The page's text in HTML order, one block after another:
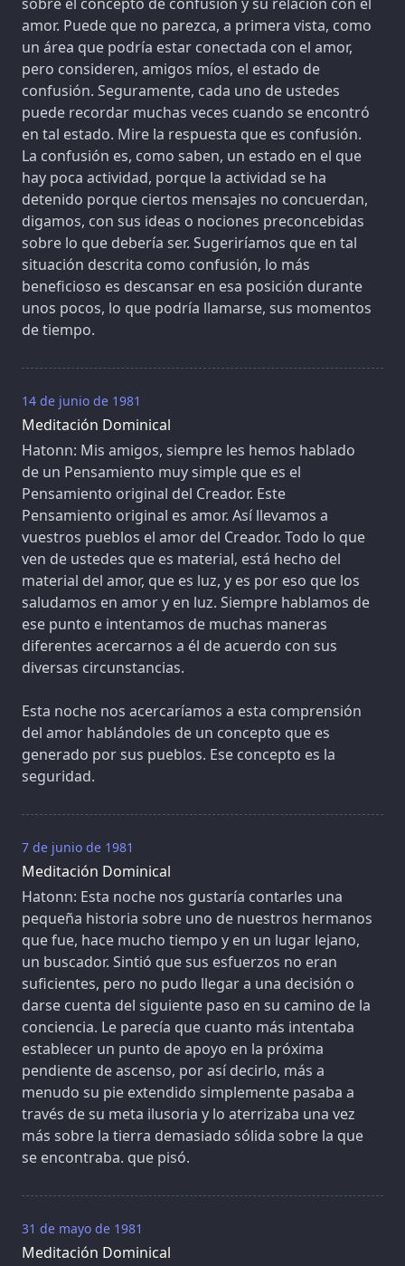
amor. Puede que no parezca, a primera vista, como
un área que podría estar conectada con el amor,
pero consideren, amigos míos, el estado de
confusión. Seguramente, cada uno de ustedes
puede recordar muchas veces cuando se encontró
en tal estado. Mire la respuesta que es confusión.
La confusión es, como saben, un estado en el que
hay poca actividad, porque la actividad se ha
detenido porque ciertos mensajes no concuerdan,
digamos, con sus ideas o nociones preconcebidas
sobre lo que debería ser. Sugeriríamos que en tal
situación descrita como confusión, lo más
beneficioso es descansar en esa posición durante
unos pocos, lo que podría llamarse, sus momentos
de tiempo.
14 de junio de 1981
Meditación Dominical
Hatonn: Mis amigos, siempre les hemos hablado
de un Pensamiento muy simple que es el
Pensamiento original del Creador. Este
Pensamiento original es amor. Así llevamos a
vuestros pueblos el amor del Creador. Todo lo que
ven de ustedes que es material, está hecho del
material del amor, que es luz, y es por eso que los
saludamos en amor y en luz. Siempre hablamos de
ese punto e intentamos de muchas maneras
diferentes acercarnos a él de acuerdo con sus
diversas circunstancias.
Esta noche nos acercaríamos a esta comprensión
del amor hablándoles de un concepto que es
generado por sus pueblos. Ese concepto es la
seguridad.
7 de junio de 1981
Meditación Dominical
Hatonn: Esta noche nos gustaría contarles una
pequeña historia sobre uno de nuestros hermanos
que fue, hace mucho tiempo y en un lugar lejano,
un buscador. Sintió que sus esfuerzos no eran
suficientes, pero no pudo llegar a una decisión o
darse cuenta del siguiente paso en su camino de la
conciencia. Le parecía que cuanto más intentaba
establecer un punto de apoyo en la próxima
pendiente de ascenso, por así decirlo, más a
menudo su pie extendido simplemente pasaba a
través de su meta ilusoria y lo aterrizaba una vez
más sobre la tierra demasiado sólida sobre la que
se encontraba. que pisó.
31 de mayo de 1981
Meditación Dominical